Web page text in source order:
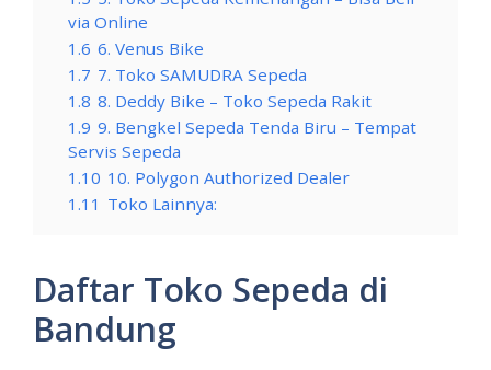
via Online
1.6 6. Venus Bike
1.7 7. Toko SAMUDRA Sepeda
1.8 8. Deddy Bike – Toko Sepeda Rakit
1.9 9. Bengkel Sepeda Tenda Biru – Tempat
Servis Sepeda
1.10 10. Polygon Authorized Dealer
1.11 Toko Lainnya:
Daftar Toko Sepeda di
Bandung